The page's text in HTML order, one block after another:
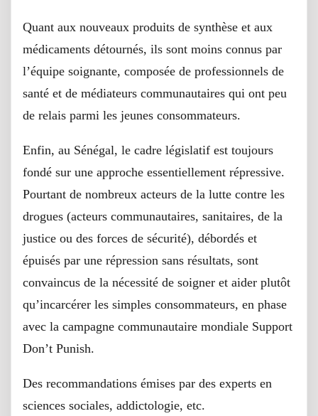
Quant aux nouveaux produits de synthèse et aux
médicaments détournés, ils sont moins connus par
l’équipe soignante, composée de professionnels de
santé et de médiateurs communautaires qui ont peu
de relais parmi les jeunes consommateurs.
Enfin, au Sénégal, le cadre législatif est toujours
fondé sur une approche essentiellement répressive.
Pourtant de nombreux acteurs de la lutte contre les
drogues (acteurs communautaires, sanitaires, de la
justice ou des forces de sécurité), débordés et
épuisés par une répression sans résultats, sont
convaincus de la nécessité de soigner et aider plutôt
qu’incarcérer les simples consommateurs, en phase
avec la campagne communautaire mondiale Support
Don’t Punish.
Des recommandations émises par des experts en
sciences sociales, addictologie, etc.